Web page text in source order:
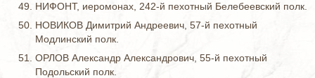
НИФОНТ, иеромонах, 242-й пехотный Белебеевский полк.
НОВИКОВ Димитрий Андреевич, 57-й пехотный
Модлинский полк.
ОРЛОВ Александр Александрович, 55-й пехотный
Подольский полк.